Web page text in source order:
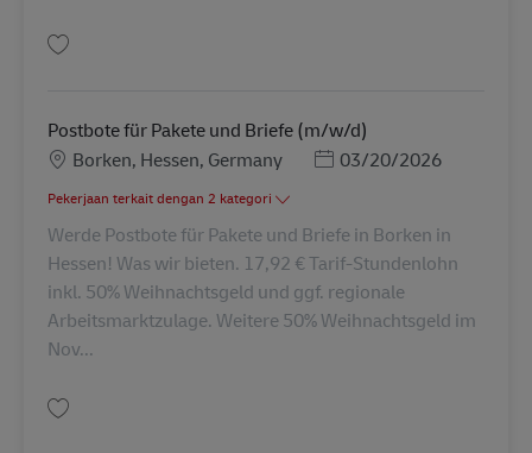
Postbote für Pakete und Briefe (m/w/d)
LokasiBorken, Hessen, Germany Posted Date
03/20/2026
Pekerjaan terkait dengan 2 kategori
Werde Postbote für Pakete und Briefe in Borken in
Hessen! Was wir bieten. 17,92 € Tarif-Stundenlohn
inkl. 50% Weihnachtsgeld und ggf. regionale
Arbeitsmarktzulage. Weitere 50% Weihnachtsgeld im
Nov...